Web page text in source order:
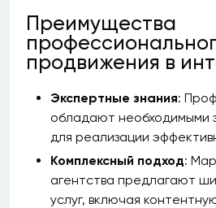
Преимущества
продвижения в
Экспертные знания:
обладают необходимыми
для реализации
Комплексный подход:
агентства предлагают
услуг, включая